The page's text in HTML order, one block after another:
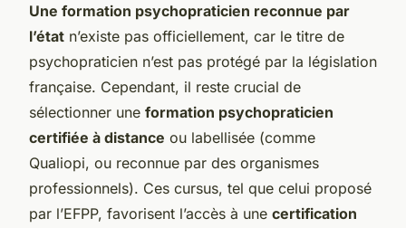
Une formation psychopraticien reconnue par
l’état n’existe pas officiellement, car le titre de
psychopraticien n’est pas protégé par la législation
française. Cependant, il reste crucial de
sélectionner une formation psychopraticien
certifiée à distance ou labellisée (comme
Qualiopi, ou reconnue par des organismes
professionnels). Ces cursus, tel que celui proposé
par l’EFPP, favorisent l’accès à une certification